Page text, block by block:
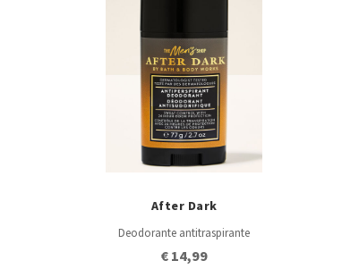
After Dark
Deodorante antitraspirante
€ 14,99